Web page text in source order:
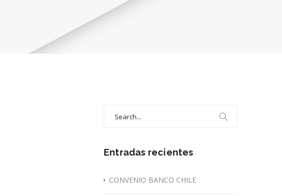
Entradas recientes
CONVENIO BANCO CHILE